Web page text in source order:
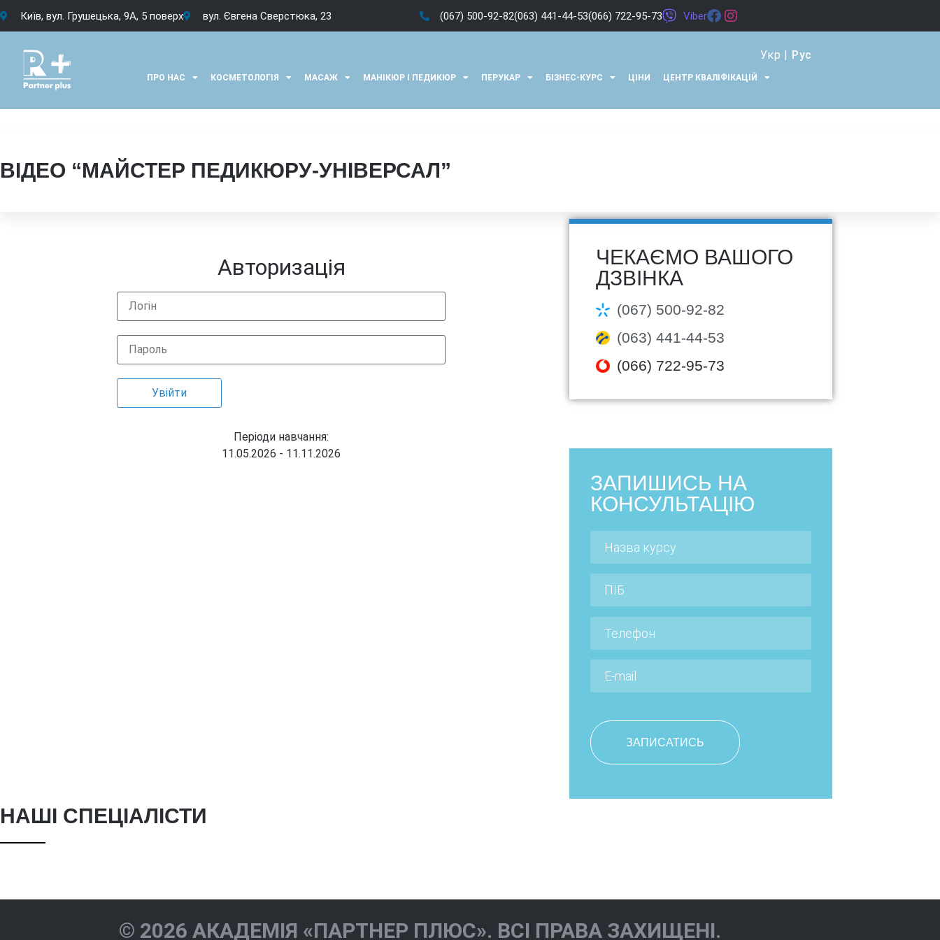
Київ, вул. Грушецька, 9А, 5 поверх вул. Євгена Сверстюка, 23 (067) 500-92-82(063) 441-44-53(066) 722-95-73 Viber
Укр | Рус
ПРО НАС КОСМЕТОЛОГІЯ МАСАЖ МАНІКЮР І ПЕДИКЮР ПЕРУКАР БІЗНЕС-КУРС ЦІНИ ЦЕНТР КВАЛІФІКАЦІЙ
ВІДЕО “МАЙСТЕР ПЕДИКЮРУ-УНІВЕРСАЛ”
Авторизація
Періоди навчання:
11.05.2026 - 11.11.2026
ЧЕКАЄМО ВАШОГО
ДЗВІНКА
(067) 500-92-82
(063) 441-44-53
(066) 722-95-73
ЗАПИШИСЬ НА
КОНСУЛЬТАЦІЮ
НАШІ СПЕЦІАЛІСТИ
Жиленкова
Катерина Ігорівна
© 2026 АКАДЕМІЯ «ПАРТНЕР ПЛЮС». ВСІ ПРАВА ЗАХИЩЕНІ.